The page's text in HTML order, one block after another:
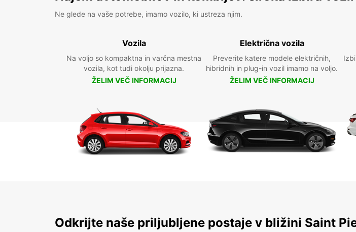
Ne glede na vaše potrebe, imamo vozilo, ki ustreza njim.
Vozila
Na voljo so kompaktna in varčna mestna
vozila, kot tudi okolju prijazna.
ŽELIM VEČ INFORMACIJ
Električna vozila
Preverite katere modele električnih,
hibridnih in plug-in vozil imamo na voljo.
ŽELIM VEČ INFORMACIJ
Odkrijte naše priljubljene postaje v bližini Saint